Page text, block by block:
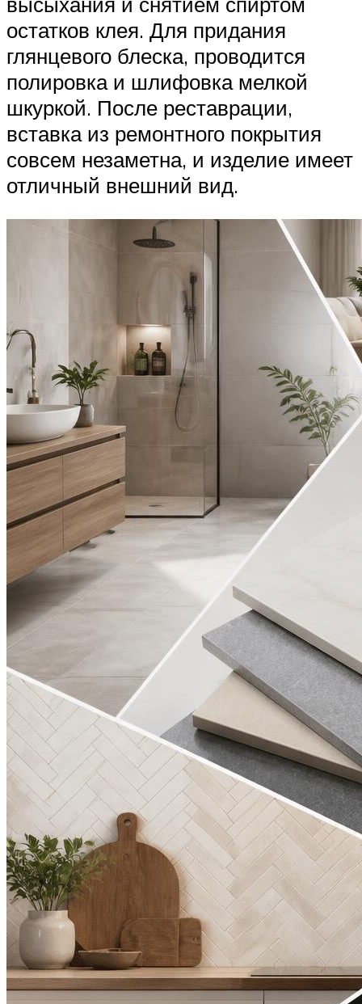
остатков клея. Для придания
глянцевого блеска, проводится
полировка и шлифовка мелкой
шкуркой. После реставрации,
вставка из ремонтного покрытия
совсем незаметна, и изделие имеет
отличный внешний вид.